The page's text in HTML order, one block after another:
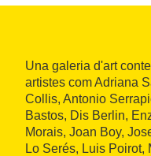
Una galeria d'art
artistes com Adriana
Collis, Antonio
Bastos, Dis Berlin,
Morais, Joan Boy,
Lo Serés, Luis